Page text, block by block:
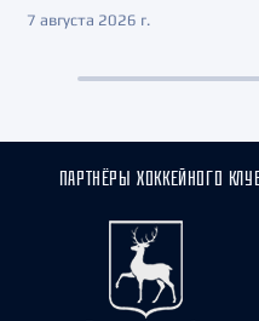
7 августа 2026 г.
ПАРТНЁРЫ ХОККЕЙНОГО